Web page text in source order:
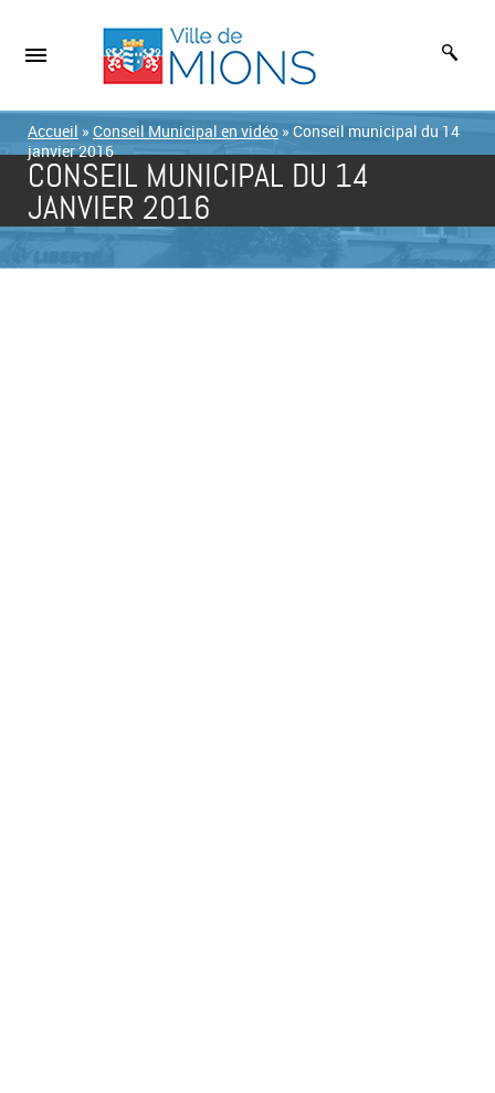
Accueil » Conseil Municipal en vidéo » Conseil municipal du 14
janvier 2016
CONSEIL MUNICIPAL DU 14
JANVIER 2016